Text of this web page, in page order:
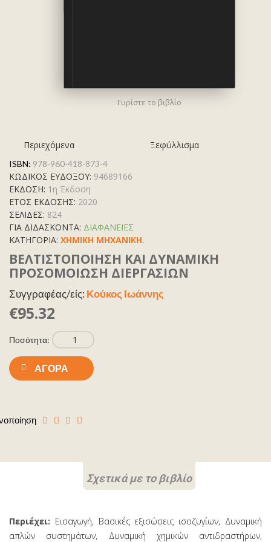
Γυρίστε το βιβλίο
Ξεφύλλισμα
Περιεχόμενα
ISBN: 978-960-418-873-4
ΚΩΔΙΚΟΣ ΕΥΔΟΞΟΥ: 94689166
ΕΚΔΟΣΗ: 1η Έκδοση
ΕΤΟΣ ΕΚΔΟΣΗΣ: 2020
ΣΕΛΙΔΕΣ: 824
ΓΙΑ ΔΙΔΑΣΚΟΝΤΑ: ΔΙΑΦΑΝΕΙΕΣ
ΚΑΤΗΓΟΡΊΑ: ΧΗΜΙΚΗ ΜΗΧΑΝΙΚΗ.
ΒΕΛΤΙΣΤΟΠΟΙΗΣΗ ΚΑΙ ΔΥΝΑΜΙΚΗ
ΠΡΟΣΟΜΟΙΩΣΗ ΔΙΕΡΓΑΣΙΩΝ
Συγγραφέας/είς:Κούκος Ιωάννης
€95.32
Ποσότητα:
ΑΓΟΡΆ
Σχετικά με το βιβλίο
Περιέχει: Εισαγωγή, Βασικές εξισώσεις ισοζυγίων, Δυναμική
απλών συστημάτων, Δυναμική χημικών αντιδραστήρων,